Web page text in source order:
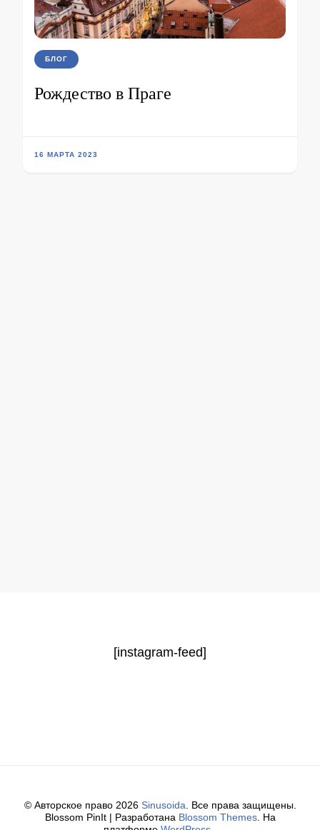
БЛОГ
Рождество в Праге
16 МАРТА 2023
[instagram-feed]
© Авторское право 2026 Sinusoida . Все права защищены.
Blossom PinIt | Разработана Blossom Themes. На